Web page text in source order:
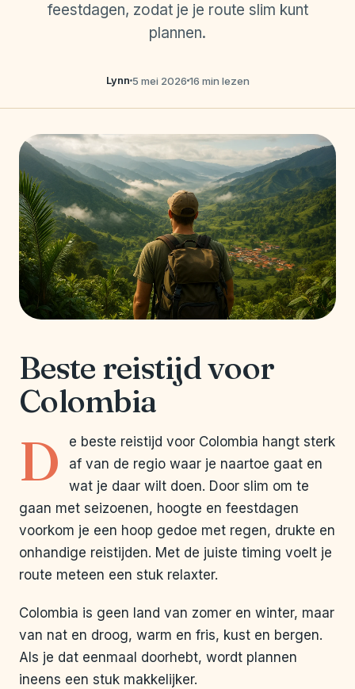
feestdagen, zodat je je route slim kunt
plannen.
Lynn 5 mei 2026 16 min lezen
Beste reistijd voor
Colombia
D
e beste reistijd voor Colombia hangt sterk
af van de regio waar je naartoe gaat en
wat je daar wilt doen. Door slim om te
gaan met seizoenen, hoogte en feestdagen
voorkom je een hoop gedoe met regen, drukte en
onhandige reistijden. Met de juiste timing voelt je
route meteen een stuk relaxter.
Colombia is geen land van zomer en winter, maar
van nat en droog, warm en fris, kust en bergen.
Als je dat eenmaal doorhebt, wordt plannen
ineens een stuk makkelijker.